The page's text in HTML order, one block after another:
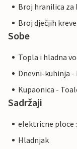
Broj hranilica za
Broj dječjih
Sobe
Topla i hladna
Dnevni-kuhinja
Kupaonica -
Sadržaji
elektricne ploce
Hladnjak